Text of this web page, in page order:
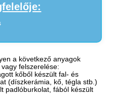
a következő anyagok
felszerelése:
kőből készült fal- és
(díszkerámia, kő, tégla stb.)
padlóburkolat, fából készült